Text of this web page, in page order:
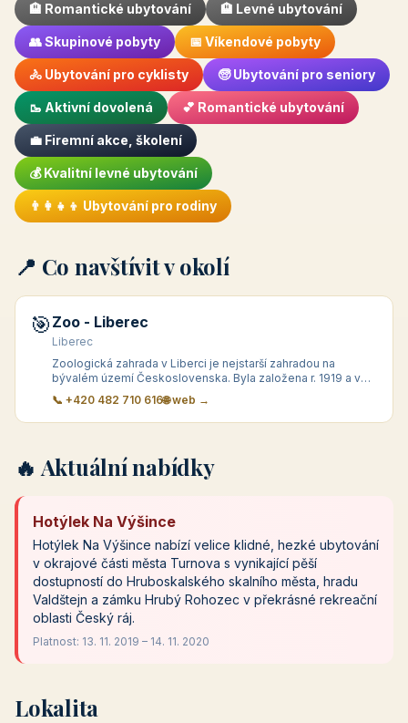
🏨 Romantické ubytování 🏨 Levné ubytování
👥 Skupinové pobyty 📅 Víkendové pobyty
🚴 Ubytování pro cyklisty 🧓 Ubytování pro seniory
🥾 Aktivní dovolená 💕 Romantické ubytování
💼 Firemní akce, školení
💰 Kvalitní levné ubytování
👨‍👩‍👧‍👦 Ubytování pro rodiny
📍 Co navštívit v okolí
🎯 Zoo - Liberec
Liberec
Zoologická zahrada v Liberci je nejstarší zahradou na
bývalém území Československa. Byla založena r. 1919 a v
současné době se může pochlubit takřka 170 druhy zvířat o
celkovém počtu bezmála 1000 j
📞 +420 482 710 616🌐 web →
🔥 Aktuální nabídky
Hotýlek Na Výšince
Hotýlek Na Výšince nabízí velice klidné, hezké ubytování
v okrajové části města Turnova s vynikající pěší
dostupností do Hruboskalského skalního města, hradu
Valdštejn a zámku Hrubý Rohozec v překrásné rekreační
oblasti Český ráj.
Platnost: 13. 11. 2019 – 14. 11. 2020
Lokalita